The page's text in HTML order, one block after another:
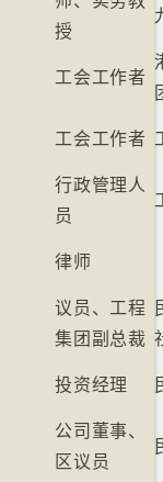
授
工会工作者
工会工作者
行政管理人
员
律师
议员、工程
集团副总裁
投资经理
公司董事、
区议员